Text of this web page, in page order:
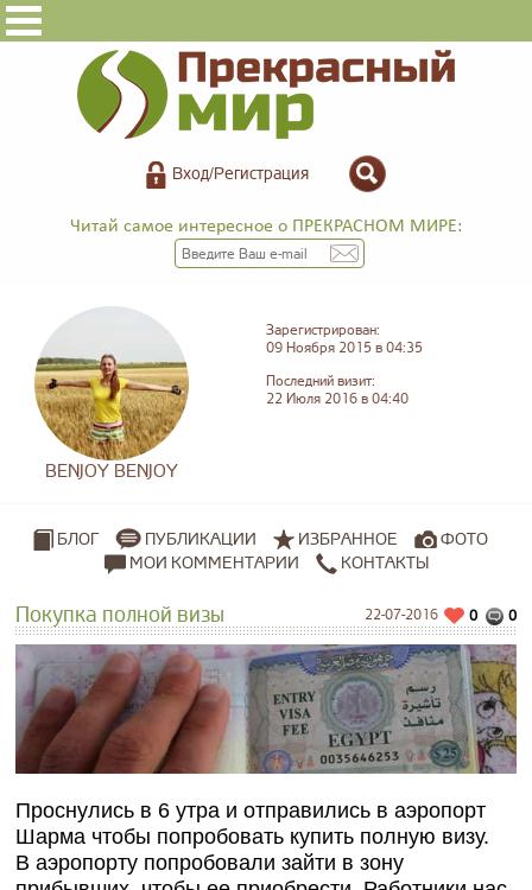
Вход/Регистрация
Читай самое интересное о ПРЕКРАСНОМ МИРЕ:
BENJOY BENJOY
Зарегистрирован:
09 Ноября 2015 в 04:35
Последний визит:
22 Июля 2016 в 04:40
БЛОГ ПУБЛИКАЦИИ ИЗБРАННОЕ
ФОТО
МОИ КОММЕНТАРИИ
КОНТАКТЫ
Покупка полной визы 22-07-2016 0
0
Проснулись в 6 утра и отправились в аэропорт
Шарма чтобы попробовать купить полную визу.
В аэропорту попробовали зайти в зону